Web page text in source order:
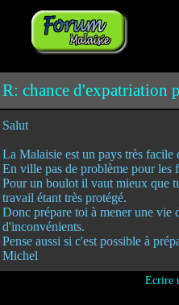
R: chance d'expatriation
Salut
La Malaisie est un pays très facile
En ville pas de problème pour les
Pour un boulot il vaut mieux que
travail étant très protégé.
Donc prépare toi à mener une vie
d'inconvénients.
Pense aussi si c'est possible à
Michel
Ecrire